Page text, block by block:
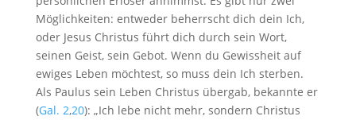
Möglichkeiten: entweder beherrscht dich dein Ich,
oder Jesus Christus führt dich durch sein Wort,
seinen Geist, sein Gebot. Wenn du Gewissheit auf
ewiges Leben möchtest, so muss dein Ich sterben.
Als Paulus sein Leben Christus übergab, bekannte er
(Gal. 2,20): „Ich lebe nicht mehr, sondern Christus